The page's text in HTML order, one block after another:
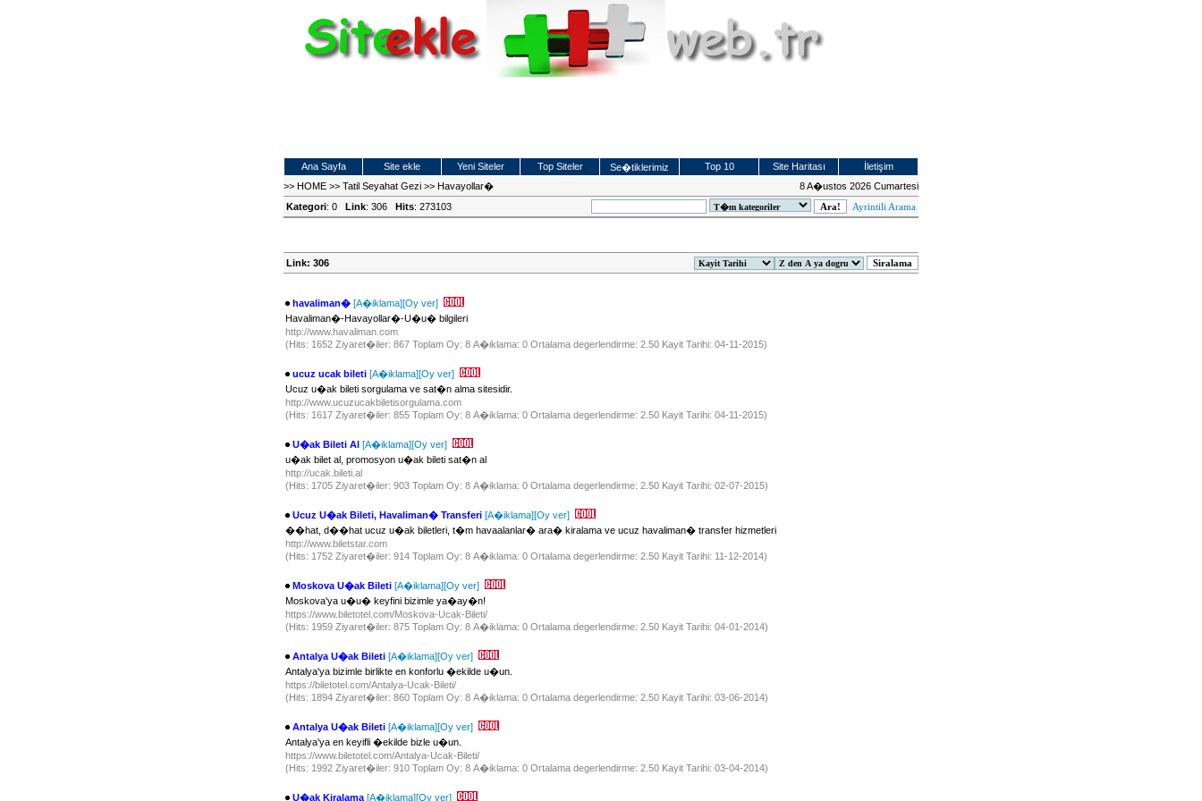
Ana Sayfa Site ekle Yeni Siteler Top Siteler Se�tiklerimiz Top 10 Site Haritası
İletişim
>> HOME >> Tatil Seyahat Gezi >> Havayollar�
8 A�ustos 2026 Cumartesi
Kategori: 0 Link: 306 Hits: 273103 Ayrintili Arama
Link: 306
havaliman� [A�iklama][Oy ver]
Havaliman�-Havayollar�-U�u� bilgileri
http://www.havaliman.com
(Hits: 1652 Ziyaret�iler: 867 Toplam Oy: 8 A�iklama: 0 Ortalama degerlendirme: 2.50 Kayit Tarihi: 04-11-2015)
ucuz ucak bileti [A�iklama][Oy ver]
Ucuz u�ak bileti sorgulama ve sat�n alma sitesidir.
http://www.ucuzucakbiletisorgulama.com
(Hits: 1617 Ziyaret�iler: 855 Toplam Oy: 8 A�iklama: 0 Ortalama degerlendirme: 2.50 Kayit Tarihi: 04-11-2015)
U�ak Bileti Al [A�iklama][Oy ver]
u�ak bilet al, promosyon u�ak bileti sat�n al
http://ucak.bileti.al
(Hits: 1705 Ziyaret�iler: 903 Toplam Oy: 8 A�iklama: 0 Ortalama degerlendirme: 2.50 Kayit Tarihi: 02-07-2015)
Ucuz U�ak Bileti, Havaliman� Transferi [A�iklama][Oy ver]
��hat, d��hat ucuz u�ak biletleri, t�m havaalanlar� ara� kiralama ve ucuz havaliman� transfer hizmetleri
http://www.biletstar.com
(Hits: 1752 Ziyaret�iler: 914 Toplam Oy: 8 A�iklama: 0 Ortalama degerlendirme: 2.50 Kayit Tarihi: 11-12-2014)
Moskova U�ak Bileti [A�iklama][Oy ver]
Moskova'ya u�u� keyfini bizimle ya�ay�n!
https://www.biletotel.com/Moskova-Ucak-Bileti/
(Hits: 1959 Ziyaret�iler: 875 Toplam Oy: 8 A�iklama: 0 Ortalama degerlendirme: 2.50 Kayit Tarihi: 04-01-2014)
Antalya U�ak Bileti [A�iklama][Oy ver]
Antalya'ya bizimle birlikte en konforlu �ekilde u�un.
https://biletotel.com/Antalya-Ucak-Bileti/
(Hits: 1894 Ziyaret�iler: 860 Toplam Oy: 8 A�iklama: 0 Ortalama degerlendirme: 2.50 Kayit Tarihi: 03-06-2014)
Antalya U�ak Bileti [A�iklama][Oy ver]
Antalya'ya en keyifli �ekilde bizle u�un.
https://www.biletotel.com/Antalya-Ucak-Bileti/
(Hits: 1992 Ziyaret�iler: 910 Toplam Oy: 8 A�iklama: 0 Ortalama degerlendirme: 2.50 Kayit Tarihi: 03-04-2014)
U�ak Kiralama [A�iklama][Oy ver]